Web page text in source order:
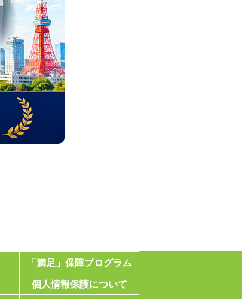
「満足」保障プログラム
個人情報保護について